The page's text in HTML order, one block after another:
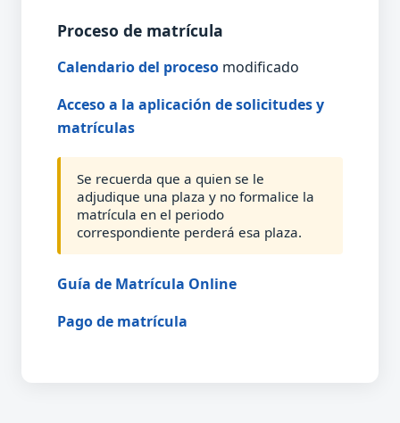
Proceso de matrícula
Calendario del proceso modificado
Acceso a la aplicación de solicitudes y
matrículas
Se recuerda que a quien se le
adjudique una plaza y no formalice la
matrícula en el periodo
correspondiente perderá esa plaza.
Guía de Matrícula Online
Pago de matrícula